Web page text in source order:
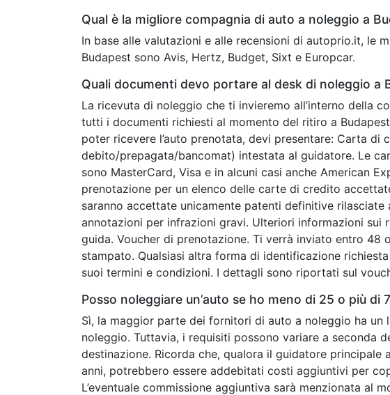
Qual è la migliore compagnia di auto a noleggio a
In base alle valutazioni e alle recensioni di autoprio.it, le
Budapest sono Avis, Hertz, Budget, Sixt e Europcar.
Quali documenti devo portare al desk di noleggio a
La ricevuta di noleggio che ti invieremo all’interno della
tutti i documenti richiesti al momento del ritiro a
poter ricevere l’auto prenotata, devi presentare: Carta di
debito/prepagata/bancomat) intestata al guidatore. Le
sono MasterCard, Visa e in alcuni casi anche American
prenotazione per un elenco delle carte di credito
saranno accettate unicamente patenti definitive rilasciate
annotazioni per infrazioni gravi. Ulteriori informazioni sui
guida. Voucher di prenotazione. Ti verrà inviato entro 48
stampato. Qualsiasi altra forma di identificazione
suoi termini e condizioni. I dettagli sono riportati sul
Posso noleggiare un’auto se ho meno di 25 o più di
Sì, la maggior parte dei fornitori di auto a noleggio ha un
noleggio. Tuttavia, i requisiti possono variare a seconda
destinazione. Ricorda che, qualora il guidatore principale
anni, potrebbero essere addebitati costi aggiuntivi per
L’eventuale commissione aggiuntiva sarà menzionata al